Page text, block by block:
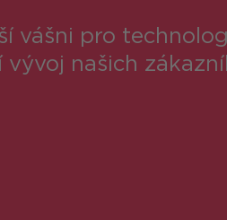
vášni pro
našich